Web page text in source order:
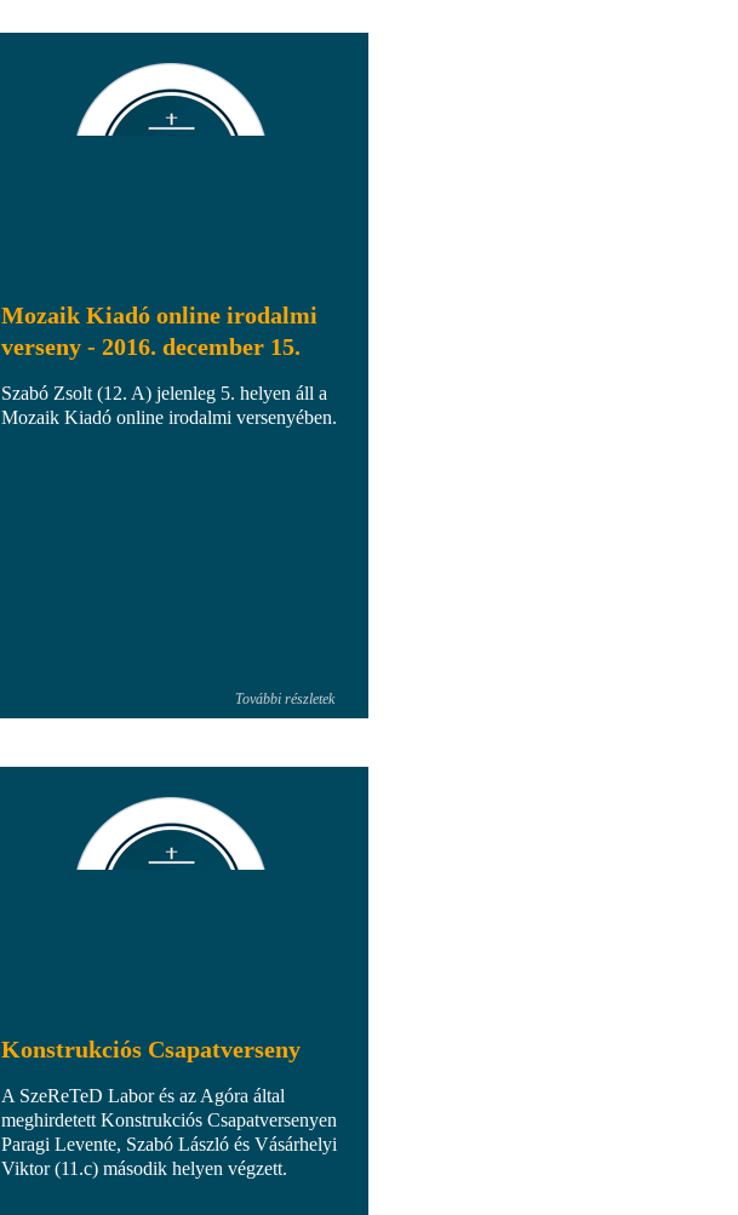
Mozaik Kiadó online irodalmi
verseny - 2016. december 15.
Szabó Zsolt (12. A) jelenleg 5. helyen áll a
Mozaik Kiadó online irodalmi versenyében.
További részletek
Konstrukciós Csapatverseny
A SzeReTeD Labor és az Agóra által
meghirdetett Konstrukciós Csapatversenyen
Paragi Levente, Szabó László és Vásárhelyi
Viktor (11.c) második helyen végzett.